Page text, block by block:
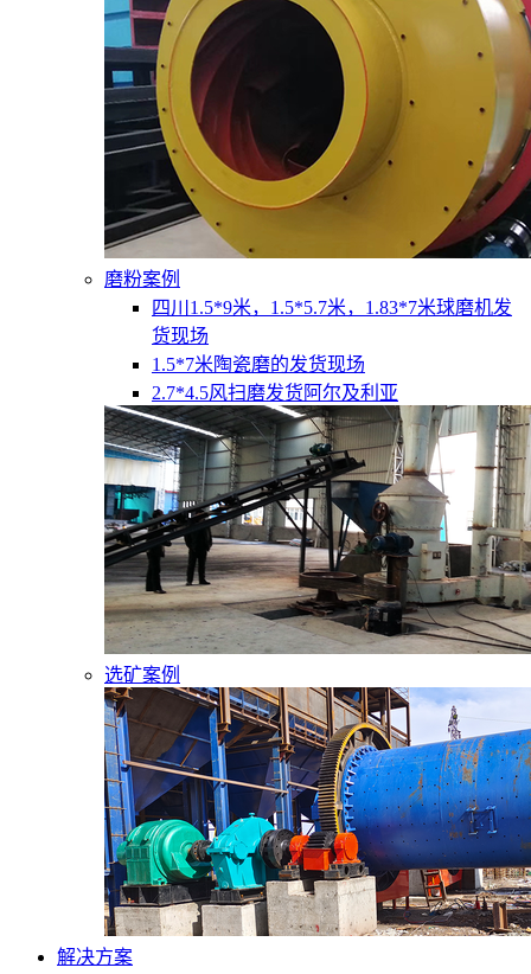
磨粉案例
四川1.5*9米，1.5*5.7米，1.83*7米球磨机发
货现场
1.5*7米陶瓷磨的发货现场
2.7*4.5风扫磨发货阿尔及利亚
选矿案例
解决方案